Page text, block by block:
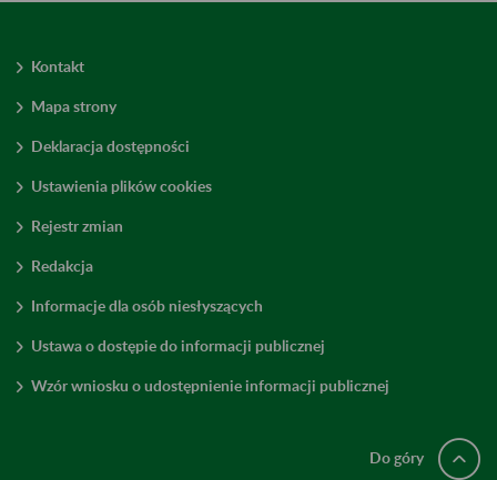
Kontakt
Mapa strony
Deklaracja dostępności
Ustawienia plików cookies
Rejestr zmian
Redakcja
Informacje dla osób niesłyszących
Ustawa o dostępie do informacji publicznej
Wzór wniosku o udostępnienie informacji publicznej
Do góry